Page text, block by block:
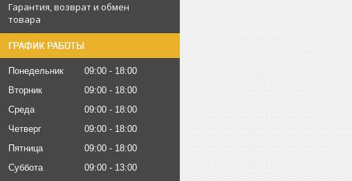
Гарантия, возврат и обмен
товара
ГРАФИК РАБОТЫ
Понедельник 09:00
18:00
Вторник
09:00
18:00
Среда
09:00
18:00
Четверг
09:00
18:00
Пятница
09:00
18:00
Суббота
09:00
13:00